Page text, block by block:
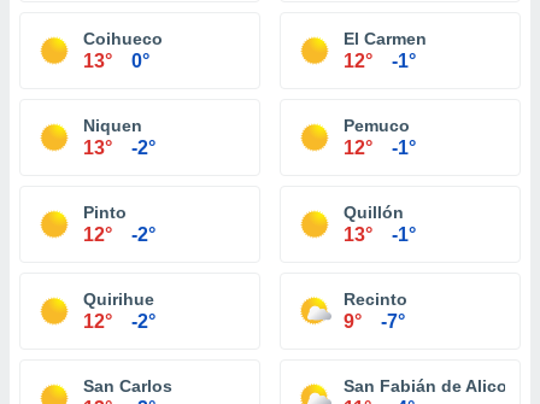
Coihueco
13° 0°
El Carmen
12° -1°
Niquen
13° -2°
Pemuco
12° -1°
Pinto
12° -2°
Quillón
13° -1°
Quirihue
12° -2°
Recinto
9° -7°
San Carlos San Fabián de Alico